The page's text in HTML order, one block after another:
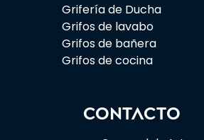
Grifería de Ducha
Grifos de lavabo
Grifos de bañera
Grifos de cocina
CONTACTO